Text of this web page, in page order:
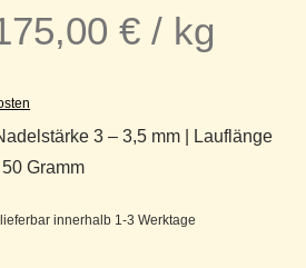
€ / kg
3 – 3,5 mm | Lauflänge
Gramm
innerhalb 1-3 Werktage
Ganzjahresgarn Lifestyle 081 smaragd